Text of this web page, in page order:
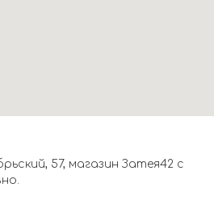
57, магазин Затея42 с